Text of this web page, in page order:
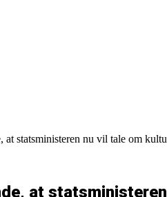
at statsministeren nu vil tale om
at